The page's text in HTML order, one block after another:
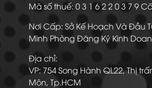
Mã số thuế: 0 3 1 6 2 2 0 3 7 9
Nơi Cấp: Sở Kế Hoạch Và Đầu
Minh Phòng Đăng Ký Kinh
Địa chỉ:
VP: 754 Song Hành QL22, Thị
Môn, Tp.HCM